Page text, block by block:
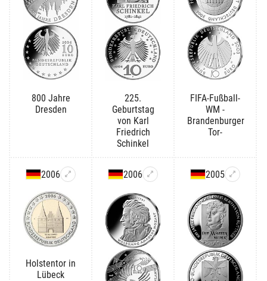
800 Jahre
Dresden
225.
Geburtstag
von Karl
Friedrich
Schinkel
FIFA-Fußball-
WM -
Brandenburger
Tor-
2006
Holstentor in
Lübeck
2006 2005